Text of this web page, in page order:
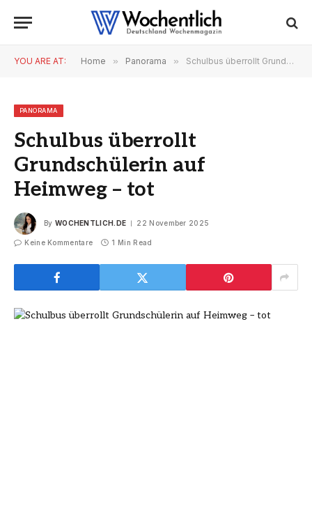
YOU ARE AT: Home » Panorama » Schulbus überrollt Grundschülerin auf Heimweg – tot
PANORAMA
Schulbus überrollt
Grundschülerin auf
Heimweg – tot
By WOCHENTLICH.DE 22 November 2025
Keine Kommentare 1 Min Read